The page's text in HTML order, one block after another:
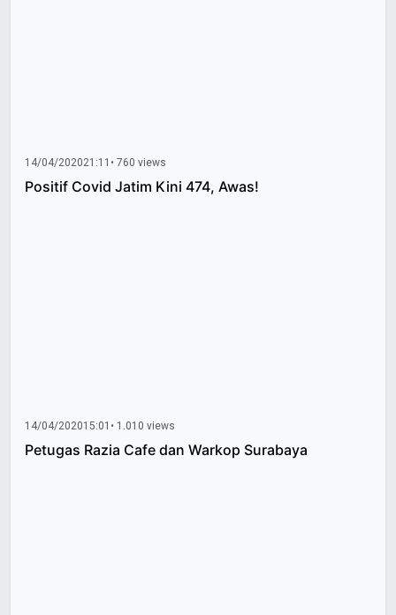
14/04/202021:11 • 760 views
Positif Covid Jatim Kini 474, Awas!
14/04/202015:01 • 1.010 views
Petugas Razia Cafe dan Warkop Surabaya